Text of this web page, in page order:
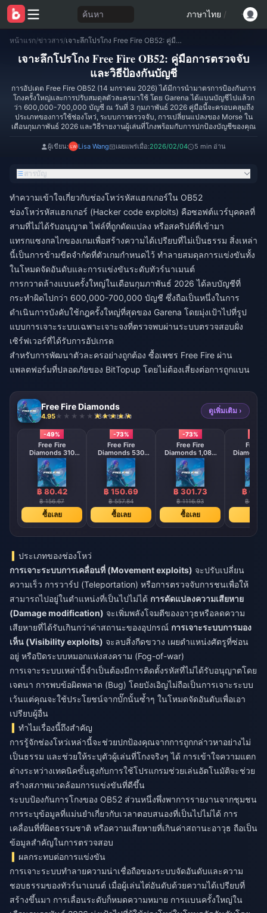
ค้นหา ภาษาไทย /
หน้าแรก/ข่าวสาร/ เจาะลึกโปรโกง Free Fire OB52: คู่มือการตรวจจับและวิธีป้องกันบัญชี
เจาะลึกโปรโกง Free Fire OB52: คู่มือการตรวจจับ
และวิธีป้องกันบัญชี
การอัปเดต Free Fire OB52 (14 มกราคม 2026) ได้มีการนำมาตรการป้องกันการ
โกงครั้งใหญ่และการปรับสมดุลตัวละครมาใช้ โดย Garena ได้แบนบัญชีไปแล้วก
ว่า 600,000-700,000 บัญชี ณ วันที่ 3 กุมภาพันธ์ 2026 คู่มือนี้จะครอบคลุมถึง
ประเภทของการใช้ช่องโหว่, ระบบการตรวจจับ, การเปลี่ยนแปลงของ Morse ใน
เดือนกุมภาพันธ์ 2026 และวิธีรายงานผู้เล่นที่โกงพร้อมกับการปกป้องบัญชีของคุณ
ผู้เขียน: Lisa Wang เผยแพร่เมื่อ:2026/02/04 5 min อ่าน
สารบัญ
ทำความเข้าใจเกี่ยวกับช่องโหว่รหัสแฮกเกอร์ใน OB52
ช่องโหว่รหัสแฮกเกอร์ (Hacker code exploits) คือซอฟต์แวร์บุคคลที่
สามที่ไม่ได้รับอนุญาต ไฟล์ที่ถูกดัดแปลง หรือสคริปต์ที่เข้ามา
แทรกแซงกลไกของเกมเพื่อสร้างความได้เปรียบที่ไม่เป็นธรรม สิ่งเหล่า
นี้เป็นการข้ามขีดจำกัดที่ตัวเกมกำหนดไว้ ทำลายสมดุลการแข่งขันทั้ง
ในโหมดจัดอันดับและการแข่งขันระดับทัวร์นาเมนต์
การกวาดล้างแบนครั้งใหญ่ในเดือนกุมภาพันธ์ 2026 ได้ลบบัญชีที่
กระทำผิดไปกว่า 600,000-700,000 บัญชี ซึ่งถือเป็นหนึ่งในการ
ดำเนินการบังคับใช้กฎครั้งใหญ่ที่สุดของ Garena โดยมุ่งเป้าไปที่รูป
แบบการเจาะระบบเฉพาะเจาะจงที่ตรวจพบผ่านระบบตรวจสอบฝั่ง
เซิร์ฟเวอร์ที่ได้รับการอัปเกรด
สำหรับการพัฒนาตัวละครอย่างถูกต้อง ซื้อเพชร Free Fire ผ่าน
แพลตฟอร์มที่ปลอดภัยของ BitTopup โดยไม่ต้องเสี่ยงต่อการถูกแบน
Free Fire Diamonds
4.95 734 ขายแล้ว
ดูเพิ่มเติม ›
-49%
Free Fire
Diamonds 310
Diamonds
฿ 80.42
฿ 156.67
ซื้อเลย
-73%
Free Fire
Diamonds 530
Diamonds
【Middle East
region optional】
฿ 150.69
฿ 557.84
ซื้อเลย
-73%
Free Fire
Diamonds 1,080
Diamonds
【Middle East
region optional】
฿ 301.73
฿ 1116.93
ซื้อเลย
Free
【
region
฿
฿
ประเภทของช่องโหว่
การเจาะระบบการเคลื่อนที่ (Movement exploits) จะปรับเปลี่ยน
ความเร็ว การวาร์ป (Teleportation) หรือการตรวจจับการชนเพื่อให้
สามารถไปอยู่ในตำแหน่งที่เป็นไปไม่ได้ การดัดแปลงความเสียหาย
(Damage modification) จะเพิ่มพลังโจมตีของอาวุธหรือลดความ
เสียหายที่ได้รับเกินกว่าค่าสถานะของอุปกรณ์ การเจาะระบบการมอง
เห็น (Visibility exploits) จะลบสิ่งกีดขวาง เผยตำแหน่งศัตรูที่ซ่อน
อยู่ หรือปิดระบบหมอกแห่งสงคราม (Fog-of-war)
การเจาะระบบเหล่านี้จำเป็นต้องมีการติดตั้งรหัสที่ไม่ได้รับอนุญาตโดย
เจตนา การพบข้อผิดพลาด (Bug) โดยบังเอิญไม่ถือเป็นการเจาะระบบ
เว้นแต่คุณจะใช้ประโยชน์จากบั๊กนั้นซ้ำๆ ในโหมดจัดอันดับเพื่อเอา
เปรียบผู้อื่น
ทำไมเรื่องนี้ถึงสำคัญ
การรู้จักช่องโหว่เหล่านี้จะช่วยปกป้องคุณจากการถูกกล่าวหาอย่างไม่
เป็นธรรม และช่วยให้ระบุตัวผู้เล่นที่โกงจริงๆ ได้ การเข้าใจความแตก
ต่างระหว่างเทคนิคขั้นสูงกับการใช้โปรแกรมช่วยเล่นอัตโนมัติจะช่วย
สร้างสภาพแวดล้อมการแข่งขันที่ดีขึ้น
ระบบป้องกันการโกงของ OB52 ส่วนหนึ่งพึ่งพาการรายงานจากชุมชน
การระบุข้อมูลที่แม่นยำเกี่ยวกับเวลาตอบสนองที่เป็นไปไม่ได้ การ
เคลื่อนที่ที่ผิดธรรมชาติ หรือความเสียหายที่เกินค่าสถานะอาวุธ ถือเป็น
ข้อมูลสำคัญในการตรวจสอบ
ผลกระทบต่อการแข่งขัน
การเจาะระบบทำลายความน่าเชื่อถือของระบบจัดอันดับและความ
ชอบธรรมของทัวร์นาเมนต์ เมื่อผู้เล่นไต่อันดับด้วยความได้เปรียบที่
สร้างขึ้นมา การเลื่อนระดับก็หมดความหมาย การแบนครั้งใหญ่ใน